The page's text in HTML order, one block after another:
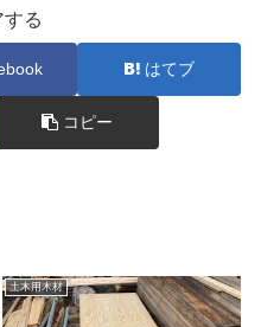
する
はてブ
コピー
土木用木材